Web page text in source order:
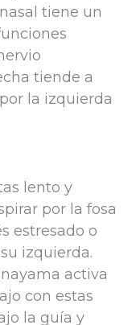
tiene un
tiende a
la izquierda
lento y
por la fosa
estresado o
izquierda.
activa
con estas
la guía y